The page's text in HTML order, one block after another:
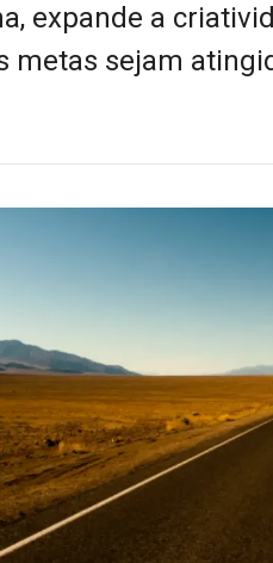
expande a
metas sejam